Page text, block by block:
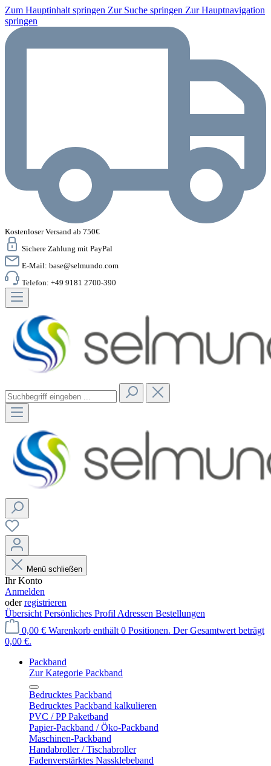
Zum Hauptinhalt springen Zur Suche springen Zur Hauptnavigation
springen
Kostenloser Versand ab 750€
Sichere Zahlung mit PayPal
E-Mail: base@selmundo.com
Telefon: +49 9181 2700-390
Menü schließen
Ihr Konto
Anmelden
oderregistrieren
Übersicht Persönliches Profil Adressen Bestellungen
0,00 € Warenkorb enthält 0 Positionen. Der Gesamtwert beträgt
0,00 €.
Packband
Zur Kategorie Packband
Bedrucktes Packband
Bedrucktes Packband kalkulieren
PVC / PP Paketband
Papier-Packband / Öko-Packband
Maschinen-Packband
Handabroller / Tischabroller
Fadenverstärktes Nassklebeband